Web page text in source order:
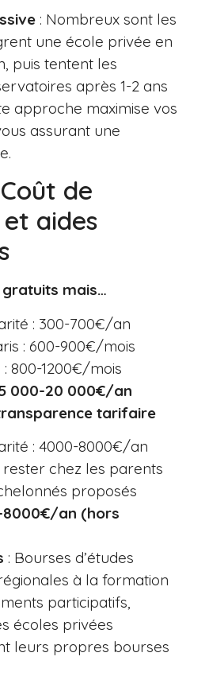
: Nombreux sont les
une école privée en
puis tentent les
après 1-2 ans
approche maximise vos
assurant une
de
aides
mais…
: 300-700€/an
: 600-900€/mois
800-1200€/mois
000-20 000€/an
tarifaire
: 4000-8000€/an
rester chez les parents
proposés
8000€/an (hors
: Bourses d’études
à la formation
participatifs,
écoles privées
leurs propres bourses